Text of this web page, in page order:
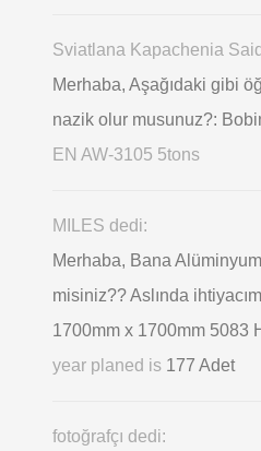
Sviatlana Kapachenia
Merhaba, Aşağıdaki gibi
nazik olur musunuz?:
EN AW-3105 5tons
MILES dedi:
Merhaba, Bana
misiniz?? Aslında
1700mm x 1700mm 5083
year planed is 177 Adet
fotoğrafçı dedi: